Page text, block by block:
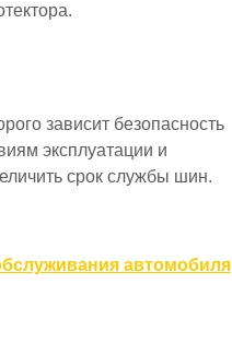
зависит безопасность
эксплуатации и
срок службы шин.
автомобиля